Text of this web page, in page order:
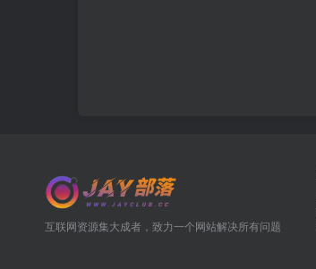
互联网资源集大成者，致力一个网站解决所有问题